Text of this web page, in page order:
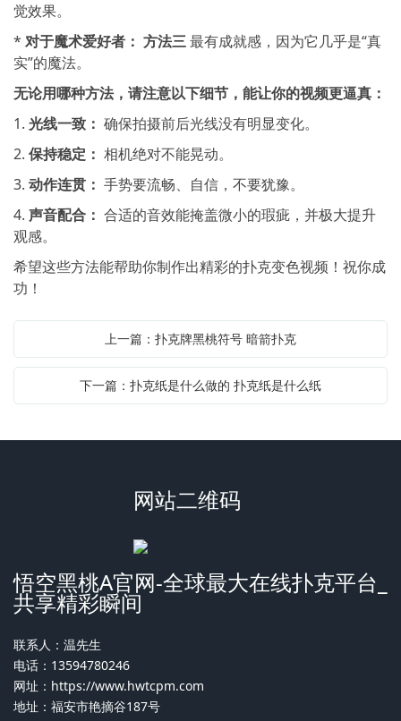
觉效果。
* 对于魔术爱好者： 方法三最有成就感，因为它几乎是“真
实”的魔法。
无论用哪种方法，请注意以下细节，能让你的视频更逼真：
1. 光线一致： 确保拍摄前后光线没有明显变化。
2. 保持稳定： 相机绝对不能晃动。
3. 动作连贯： 手势要流畅、自信，不要犹豫。
4. 声音配合： 合适的音效能掩盖微小的瑕疵，并极大提升
观感。
希望这些方法能帮助你制作出精彩的扑克变色视频！祝你成
功！
上一篇：扑克牌黑桃符号 暗箭扑克
下一篇：扑克纸是什么做的 扑克纸是什么纸
网站二维码
悟空黑桃A官网-全球最大在线扑克平台_
共享精彩瞬间
联系人：温先生
电话：13594780246
网址： https://www.hwtcpm.com
地址：福安市艳摘谷187号